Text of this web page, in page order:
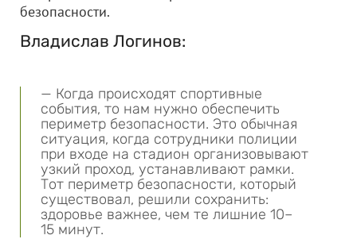
безопасности.
Владислав Логинов:
— Когда происходят спортивные
события, то нам нужно обеспечить
периметр безопасности. Это обычная
ситуация, когда сотрудники полиции
при входе на стадион организовывают
узкий проход, устанавливают рамки.
Тот периметр безопасности, который
существовал, решили сохранить:
здоровье важнее, чем те лишние 10–
15 минут.